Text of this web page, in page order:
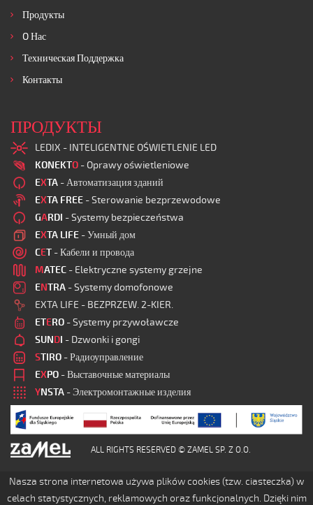
Продукты
O Нас
Техническая Поддержка
Контакты
ПРОДУКТЫ
LEDIX - INTELIGENTNE OŚWIETLENIE LED
KONEKTO - Oprawy oświetleniowe
EXTA - Автоматизация зданий
EXTA FREE - Sterowanie bezprzewodowe
GARDI - Systemy bezpieczeństwa
EXTA LIFE - Умный дом
CET - Кабели и провода
MATEC - Elektryczne systemy grzejne
ENTRA - Systemy domofonowe
EXTA LIFE - BEZPRZEW. 2-KIER.
ETERO - Systemy przywoławcze
SUNDI - Dzwonki i gongi
STIRO - Радиоуправление
EXPO - Выставочные материалы
YNSTA - Электромонтажные изделия
ALL RIGHTS RESERVED © ZAMEL SP. Z O.O.
Nasza strona internetowa używa plików cookies (tzw. ciasteczka) w
celach statystycznych, reklamowych oraz funkcjonalnych. Dzięki nim